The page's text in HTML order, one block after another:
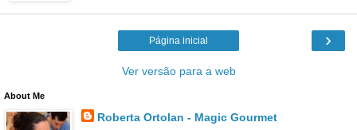
›
Página inicial
Ver versão para a web
About Me
Roberta Ortolan - Magic Gourmet